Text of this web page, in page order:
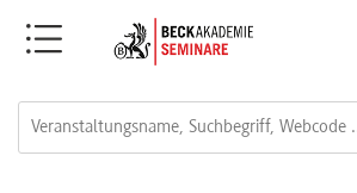
Menü